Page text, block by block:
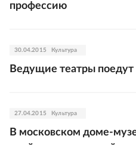
профессию
30.04.2015 Культура
Ведущие театры поедут
27.04.2015 Культура
В московском доме-